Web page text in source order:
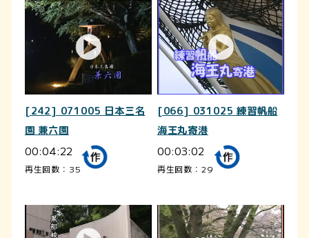
[242] 071005 日本三名
園 兼六園
00:04:22
再生回数：35
[066] 031025 練習帆船
海王丸寄港
00:03:02
再生回数：29